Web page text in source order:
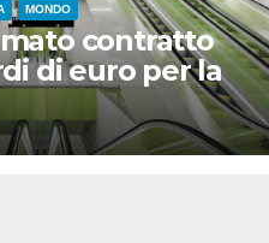
MONDO
contratto
di euro per la
di